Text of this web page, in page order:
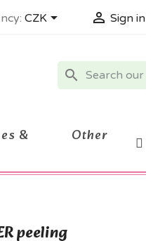
CZK  Sign in
search
& Other
peeling